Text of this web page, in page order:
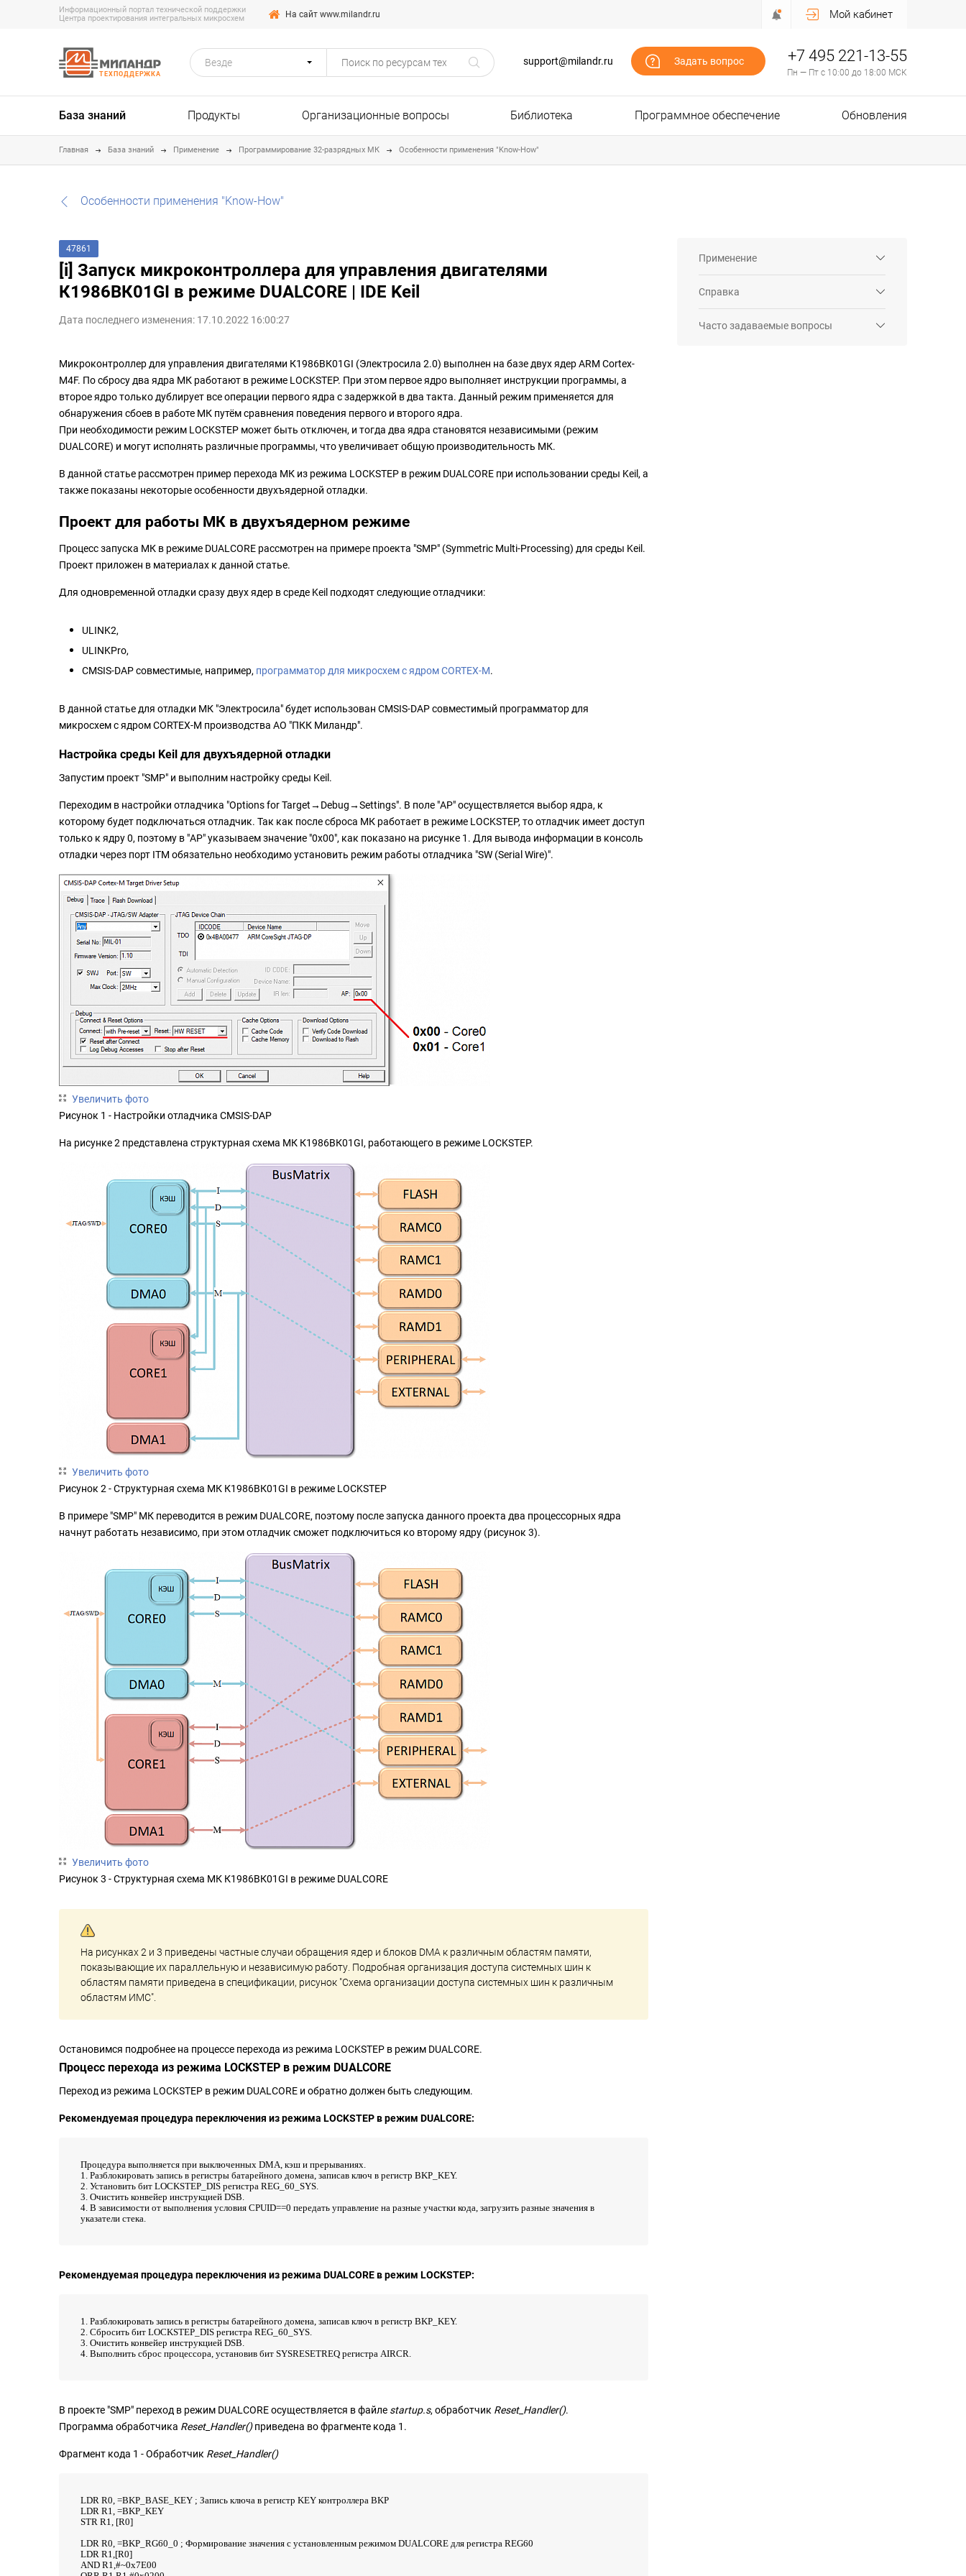
Информационный портал технической поддержки
Центра проектирования интегральных микросхем
На сайт www.milandr.ru Мой кабинет
ТЕХПОДДЕРЖКА
Везде support@milandr.ru Задать вопрос +7 495 221-13-55
Пн — Пт с 10:00 до 18:00 МСК
База знаний Продукты Организационные вопросы Библиотека Программное обеспечение Обновления
Главная База знаний Применение Программирование 32-разрядных МК Особенности применения "Know-How"
Особенности применения "Know-How"
47861
[i] Запуск микроконтроллера для управления двигателями
К1986ВК01GI в режиме DUALCORE | IDE Keil
Дата последнего изменения: 17.10.2022 16:00:27
Микроконтроллер для управления двигателями К1986ВК01GI (Электросила 2.0) выполнен на базе двух ядер ARM Cortex-
M4F. По сбросу два ядра МК работают в режиме LOCKSTEP. При этом первое ядро выполняет инструкции программы, а
второе ядро только дублирует все операции первого ядра с задержкой в два такта. Данный режим применяется для
обнаружения сбоев в работе МК путём сравнения поведения первого и второго ядра.
При необходимости режим LOCKSTEP может быть отключен, и тогда два ядра становятся независимыми (режим
DUALCORE) и могут исполнять различные программы, что увеличивает общую производительность МК.
В данной статье рассмотрен пример перехода МК из режима LOCKSTEP в режим DUALCORE при использовании среды Keil, а
также показаны некоторые особенности двухъядерной отладки.
Проект для работы МК в двухъядерном режиме
Процесс запуска МК в режиме DUALCORE рассмотрен на примере проекта "SMP" (Symmetric Multi-Processing) для среды Keil.
Проект приложен в материалах к данной статье.
Для одновременной отладки сразу двух ядер в среде Keil подходят следующие отладчики:
ULINK2,
ULINKPro,
CMSIS-DAP совместимые, например, программатор для микросхем с ядром CORTEX-M.
В данной статье для отладки МК "Электросила" будет использован CMSIS-DAP совместимый программатор для
микросхем с ядром CORTEX-M производства АО "ПКК Миландр".
Настройка среды Keil для двухъядерной отладки
Запустим проект "SMP" и выполним настройку среды Keil.
Переходим в настройки отладчика "Options for Target→Debug→Settings". В поле "AP" осуществляется выбор ядра, к
которому будет подключаться отладчик. Так как после сброса МК работает в режиме LOCKSTEP, то отладчик имеет доступ
только к ядру 0, поэтому в "AP" указываем значение "0x00", как показано на рисунке 1. Для вывода информации в консоль
отладки через порт ITM обязательно необходимо установить режим работы отладчика "SW (Serial Wire)".
Увеличить фото
Рисунок 1 - Настройки отладчика CMSIS-DAP
На рисунке 2 представлена структурная схема МК К1986ВК01GI, работающего в режиме LOCKSTEP.
Увеличить фото
Рисунок 2 - Структурная схема МК К1986ВК01GI в режиме LOCKSTEP
В примере "SMP" МК переводится в режим DUALCORE, поэтому после запуска данного проекта два процессорных ядра
начнут работать независимо, при этом отладчик сможет подключиться ко второму ядру (рисунок 3).
Увеличить фото
Рисунок 3 - Структурная схема МК К1986ВК01GI в режиме DUALCORE
На рисунках 2 и 3 приведены частные случаи обращения ядер и блоков DMA к различным областям памяти,
показывающие их параллельную и независимую работу. Подробная организация доступа системных шин к
областям памяти приведена в спецификации, рисунок "Схема организации доступа системных шин к различным
областям ИМС".
Остановимся подробнее на процессе перехода из режима LOCKSTEP в режим DUALCORE.
Процесс перехода из режима LOCKSTEP в режим DUALCORE
Переход из режима LOCKSTEP в режим DUALCORE и обратно должен быть следующим.
Рекомендуемая процедура переключения из режима LOCKSTEP в режим DUALCORE:
Процедура выполняется при выключенных DMA, кэш и прерываниях.
1. Разблокировать запись в регистры батарейного домена, записав ключ в регистр BKP_KEY.
2. Установить бит LOCKSTEP_DIS регистра REG_60_SYS.
3. Очистить конвейер инструкцией DSB.
4. В зависимости от выполнения условия CPUID==0 передать управление на разные участки кода, загрузить разные значения в
указатели стека.
Рекомендуемая процедура переключения из режима DUALCORE в режим LOCKSTEP:
1. Разблокировать запись в регистры батарейного домена, записав ключ в регистр BKP_KEY.
2. Сбросить бит LOCKSTEP_DIS регистра REG_60_SYS.
3. Очистить конвейер инструкцией DSB.
4. Выполнить сброс процессора, установив бит SYSRESETREQ регистра AIRCR.
В проекте "SMP" переход в режим DUALCORE осуществляется в файле startup.s, обработчик Reset_Handler().
Программа обработчика Reset_Handler()приведена во фрагменте кода 1.
Фрагмент кода 1 - Обработчик Reset_Handler()
LDR R0, =BKP_BASE_KEY ; Запись ключа в регистр KEY контроллера BKP
LDR R1, =BKP_KEY
STR R1, [R0]
LDR R0, =BKP_RG60_0 ; Формирование значения с установленным режимом DUALCORE для регистра REG60
LDR R1,[R0]
AND R1,#~0x7E00
Применение
Справка
Часто задаваемые вопросы